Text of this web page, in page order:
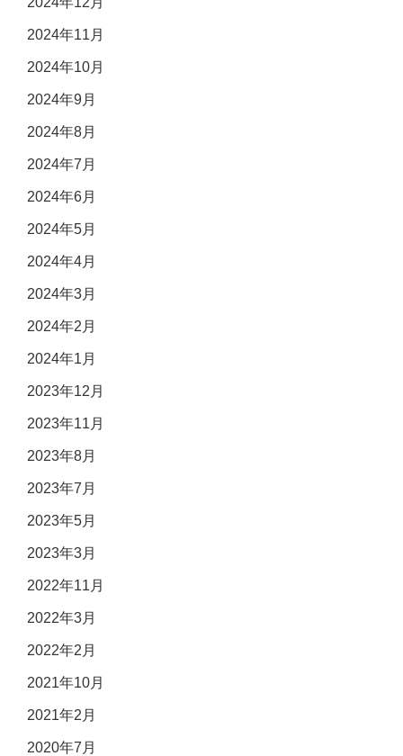
2024年11月
2024年10月
2024年9月
2024年8月
2024年7月
2024年6月
2024年5月
2024年4月
2024年3月
2024年2月
2024年1月
2023年12月
2023年11月
2023年8月
2023年7月
2023年5月
2023年3月
2022年11月
2022年3月
2022年2月
2021年10月
2021年2月
2020年7月